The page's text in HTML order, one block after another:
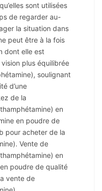
sont utilisées
de regarder au-
la situation dans
peut être à la fois
dont elle est
plus équilibrée
soulignant
d’une
de la
en
en poudre de
pour acheter de la
Vente de
en
poudre de qualité
vente de